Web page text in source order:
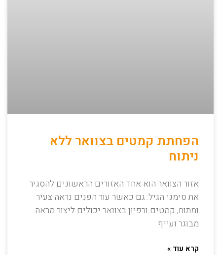
הפחתת קמטים בצוואר ללא
ניתוח
אזור הצוואר הוא אחד האזורים הראשונים להסגיר
את סימני הגיל. גם כאשר עור הפנים נראה צעיר
ומתוח, קמטים ורפיון בצוואר יכולים ליצור מראה
מבוגר ועייף
קרא עוד »